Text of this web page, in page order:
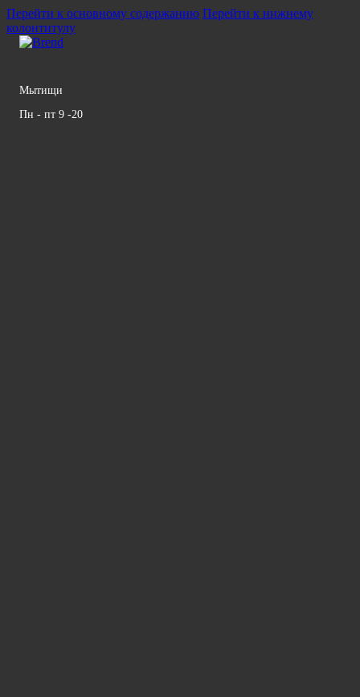
Перейти к основному содержанию Перейти к нижнему
колонтитулу
Мытищи
Пн - пт 9 -20